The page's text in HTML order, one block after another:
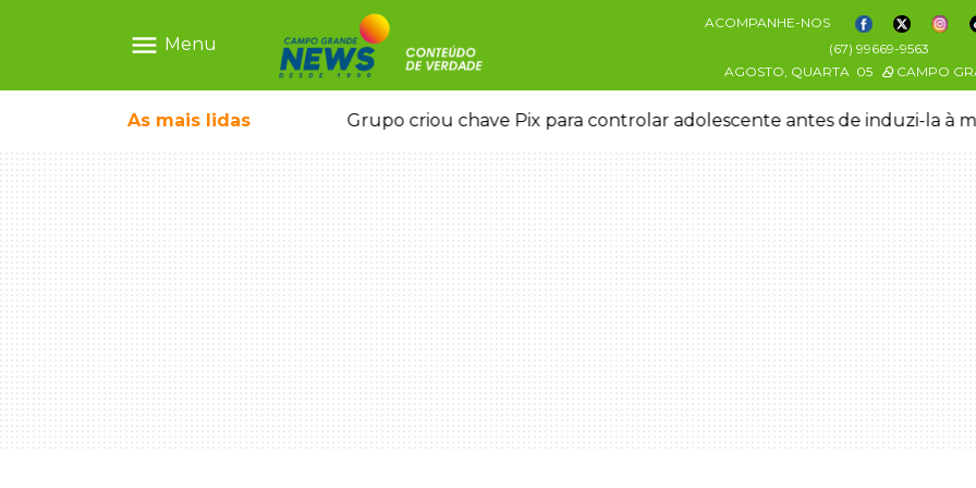
menu Menu
ACOMPANHE-NOS
(67) 99669-9563
AGOSTO, QUARTA 05 CAMPO
As mais lidas
deixou 4 mortos e 8 feridos Grupo criou chave Pix para controlar adolescente antes de induzi-la à